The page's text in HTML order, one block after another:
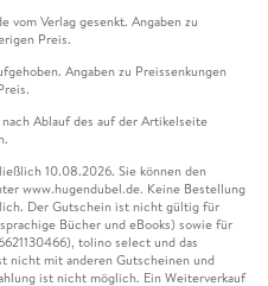
vom Verlag gesenkt. Angaben zu
Preis.
Angaben zu Preissenkungen
Ablauf des auf der Artikelseite
10.08.2026. Sie können den
www.hugendubel.de. Keine Bestellung
Der Gutschein ist nicht gültig für
Bücher und eBooks) sowie für
tolino select und das
nicht mit anderen Gutscheinen und
ist nicht möglich. Ein Weiterverkauf